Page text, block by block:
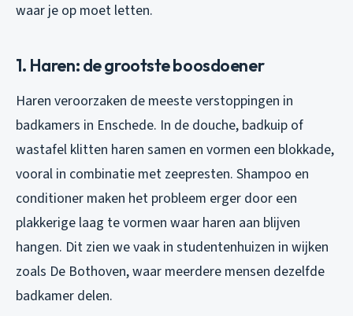
waar je op moet letten.
1. Haren: de grootste boosdoener
Haren veroorzaken de meeste verstoppingen in
badkamers in Enschede. In de douche, badkuip of
wastafel klitten haren samen en vormen een blokkade,
vooral in combinatie met zeepresten. Shampoo en
conditioner maken het probleem erger door een
plakkerige laag te vormen waar haren aan blijven
hangen. Dit zien we vaak in studentenhuizen in wijken
zoals De Bothoven, waar meerdere mensen dezelfde
badkamer delen.